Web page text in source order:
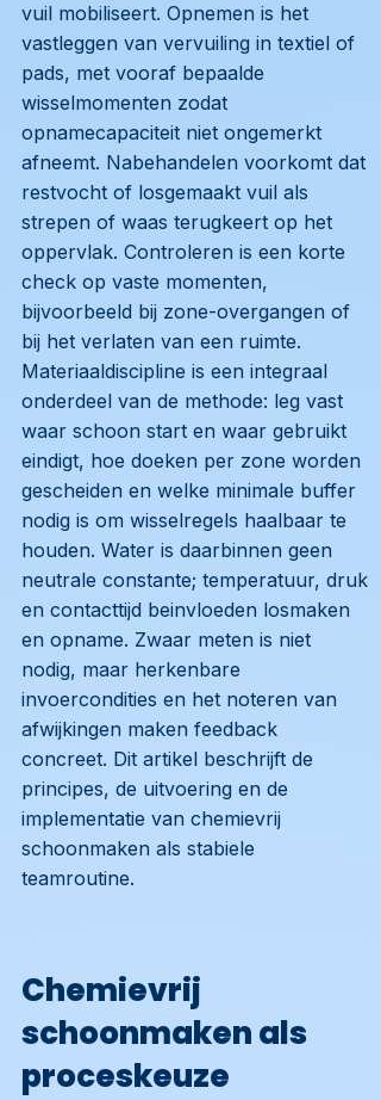
vuil mobiliseert. Opnemen is het
vastleggen van vervuiling in textiel of
pads, met vooraf bepaalde
wisselmomenten zodat
opnamecapaciteit niet ongemerkt
afneemt. Nabehandelen voorkomt dat
restvocht of losgemaakt vuil als
strepen of waas terugkeert op het
oppervlak. Controleren is een korte
check op vaste momenten,
bijvoorbeeld bij zone-overgangen of
bij het verlaten van een ruimte.
Materiaaldiscipline is een integraal
onderdeel van de methode: leg vast
waar schoon start en waar gebruikt
eindigt, hoe doeken per zone worden
gescheiden en welke minimale buffer
nodig is om wisselregels haalbaar te
houden. Water is daarbinnen geen
neutrale constante; temperatuur, druk
en contacttijd beinvloeden losmaken
en opname. Zwaar meten is niet
nodig, maar herkenbare
invoercondities en het noteren van
afwijkingen maken feedback
concreet. Dit artikel beschrijft de
principes, de uitvoering en de
implementatie van chemievrij
schoonmaken als stabiele
teamroutine.
Chemievrij
schoonmaken als
proceskeuze